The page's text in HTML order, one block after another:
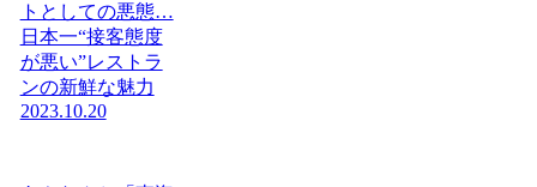
トとしての悪態…
日本一“接客態度
が悪い”レストラ
ンの新鮮な魅力
2023.10.20